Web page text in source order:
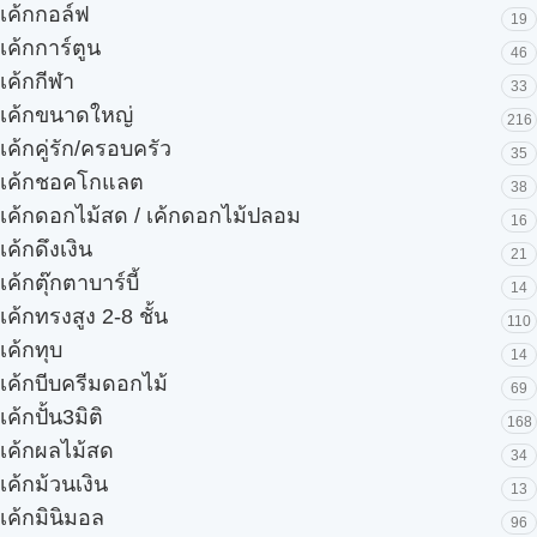
เค้กกอล์ฟ 19
เค้กการ์ตูน 46
เค้กกีฬา 33
เค้กขนาดใหญ่ 216
เค้กคู่รัก/ครอบครัว 35
เค้กชอคโกแลต 38
เค้กดอกไม้สด / เค้กดอกไม้ปลอม 16
เค้กดึงเงิน 21
เค้กตุ๊กตาบาร์บี้ 14
เค้กทรงสูง 2-8 ชั้น 110
เค้กทุบ 14
เค้กบีบครีมดอกไม้ 69
เค้กปั้น3มิติ 168
เค้กผลไม้สด 34
เค้กม้วนเงิน 13
เค้กมินิมอล 96